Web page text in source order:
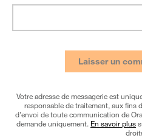
Votre adresse de messagerie est
responsable de traitement, aux fins
d’envoi de toute communication de
demande uniquement. En savoir plus